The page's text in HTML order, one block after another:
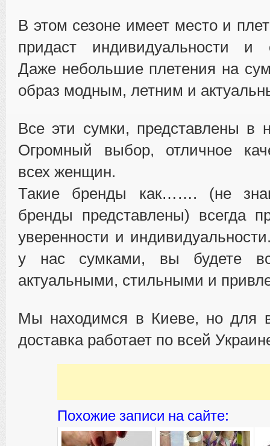
В этом сезоне имеет место и
придаст индивидуальности и
Даже небольшие плетения на
образ модным, летним и
Все эти сумки, представлены в
Огромный выбор, отличное
всех женщин.
Такие бренды как……. (не
бренды представлены) всегда
уверенности и
у нас сумками, вы будете
актуальными, стильными и
Мы находимся в Киеве, но для
доставка работает по всей
Похожие записи на сайте: